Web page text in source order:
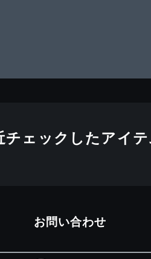
チェックしたアイテ
お問い合わせ